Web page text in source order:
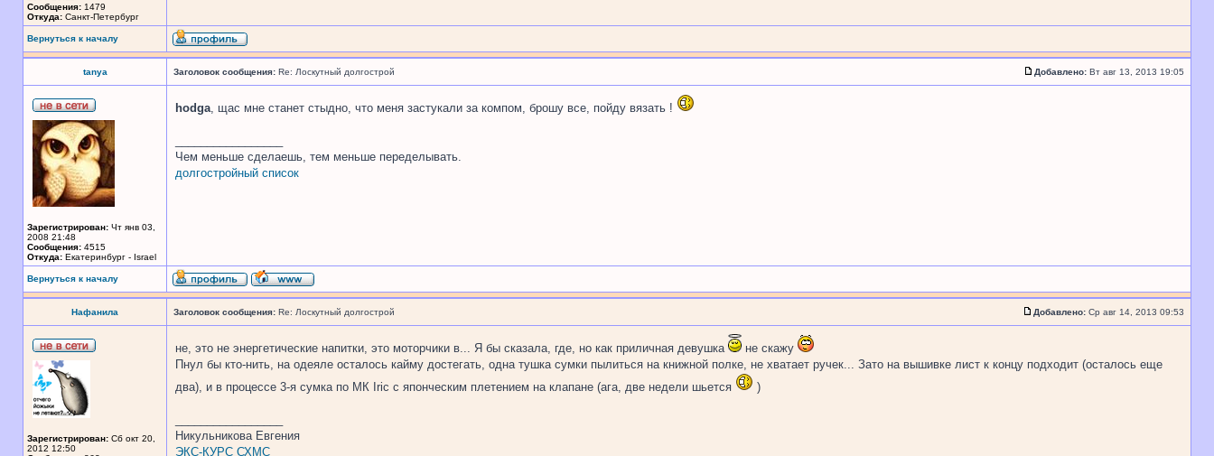
Сообщения: 1479
Откуда: Санкт-Петербург
Вернуться к началу
tanya Заголовок сообщения: Re: Лоскутный долгострой Добавлено: Вт авг 13, 2013 19:05
Зарегистрирован: Чт янв 03,
2008 21:48
Сообщения: 4515
Откуда: Екатеринбург - Israel
hodga, щас мне станет стыдно, что меня застукали за компом, брошу все, пойду вязать !
Чем меньше сделаешь, тем меньше переделывать.
долгостройный список
Вернуться к началу
Нафанила Заголовок сообщения: Re: Лоскутный долгострой Добавлено: Ср авг 14, 2013 09:53
Зарегистрирован: Сб окт 20,
2012 12:50
не, это не энергетические напитки, это моторчики в... Я бы сказала, где, но как приличная девушка
не скажу
Пнул бы кто-нить, на одеяле осталось кайму достегать, одна тушка сумки пылиться на книжной полке, не хватает ручек... Зато на вышивке лист к концу подходит (осталось еще
два), и в процессе 3-я сумка по МК Iric с японческим плетением на клапане (ага, две недели шьется
)
Никульникова Евгения
ЭКС-КУРС СХМС